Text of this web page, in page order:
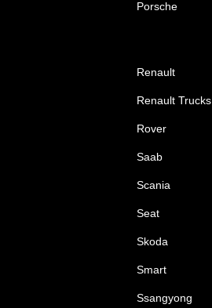
Porsche
Renault
Renault Trucks
Rover
Saab
Scania
Seat
Skoda
Smart
Ssangyong